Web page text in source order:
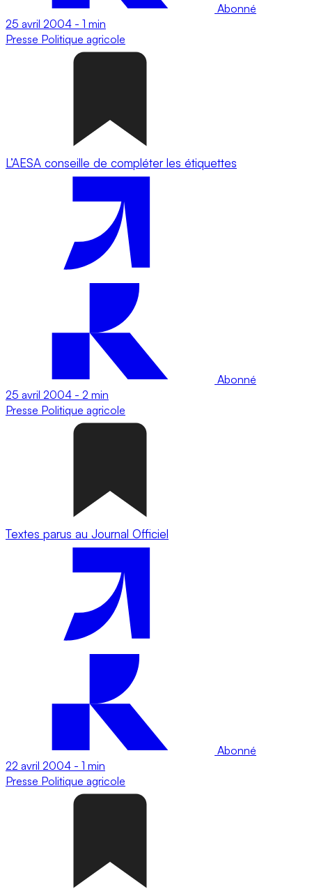
Abonné
25 avril 2004 - 1 min
Presse Politique agricole
L’AESA conseille de compléter les étiquettes
Abonné
25 avril 2004 - 2 min
Presse Politique agricole
Textes parus au Journal Officiel
Abonné
22 avril 2004 - 1 min
Presse Politique agricole